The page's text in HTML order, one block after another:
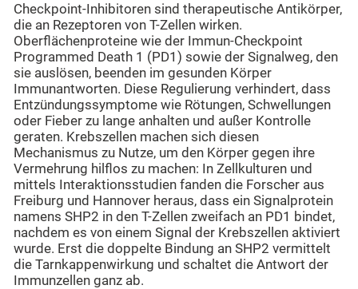
Checkpoint-Inhibitoren sind therapeutische Antikörper,
die an Rezeptoren von T-Zellen wirken.
Oberflächenproteine wie der Immun-Checkpoint
Programmed Death 1 (PD1) sowie der Signalweg, den
sie auslösen, beenden im gesunden Körper
Immunantworten. Diese Regulierung verhindert, dass
Entzündungssymptome wie Rötungen, Schwellungen
oder Fieber zu lange anhalten und außer Kontrolle
geraten. Krebszellen machen sich diesen
Mechanismus zu Nutze, um den Körper gegen ihre
Vermehrung hilflos zu machen: In Zellkulturen und
mittels Interaktionsstudien fanden die Forscher aus
Freiburg und Hannover heraus, dass ein Signalprotein
namens SHP2 in den T-Zellen zweifach an PD1 bindet,
nachdem es von einem Signal der Krebszellen aktiviert
wurde. Erst die doppelte Bindung an SHP2 vermittelt
die Tarnkappenwirkung und schaltet die Antwort der
Immunzellen ganz ab.